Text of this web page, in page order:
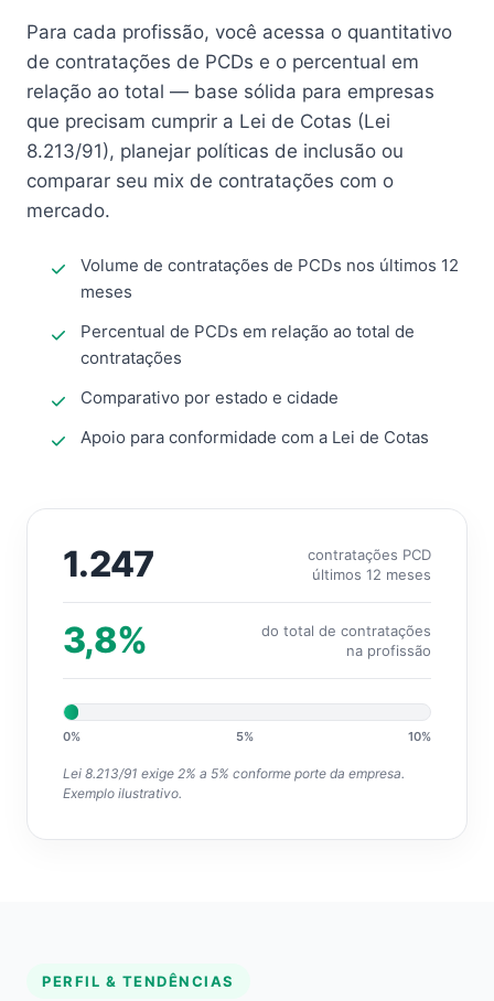
Para cada profissão, você acessa o quantitativo
de contratações de PCDs e o percentual em
relação ao total — base sólida para empresas
que precisam cumprir a Lei de Cotas (Lei
8.213/91), planejar políticas de inclusão ou
comparar seu mix de contratações com o
mercado.
Volume de contratações de PCDs nos últimos 12
meses
Percentual de PCDs em relação ao total de
contratações
Comparativo por estado e cidade
Apoio para conformidade com a Lei de Cotas
1.247
contratações PCD
últimos 12 meses
3,8%
do total de contratações
na profissão
0% 5% 10%
Lei 8.213/91 exige 2% a 5% conforme porte da empresa.
Exemplo ilustrativo.
PERFIL & TENDÊNCIAS